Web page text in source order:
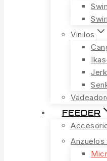
Vinilos
FEEDER
Anzuelos